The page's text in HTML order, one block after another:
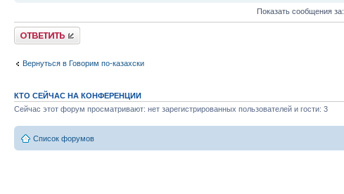
Показать сообщения за:
Ответить
Вернуться в Говорим по-казахски
КТО СЕЙЧАС НА КОНФЕРЕНЦИИ
Сейчас этот форум просматривают: нет зарегистрированных пользователей и гости: 3
Список форумов